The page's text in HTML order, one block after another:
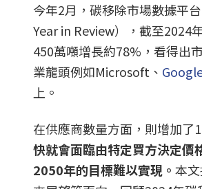
今年2月，碳移除市場數據平
Year in Review），截至2024
450萬噸增長約78%，看得出
業龍頭例如Microsoft、
上。
在供應商數量方面，則增加了
快就會面臨由特定買方決定價
2050年的目標難以實現。本